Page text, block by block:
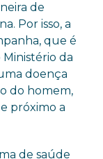
de
Por isso, a
que é
da
doença
do homem,
próximo a
de saúde